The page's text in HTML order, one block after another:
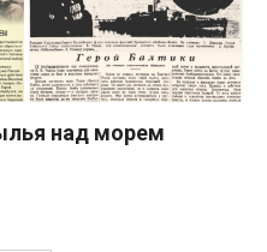
над морем